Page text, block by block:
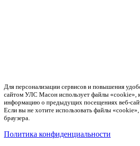
Для персонализации сервисов и повышения
сайтом УЛС Масон использует файлы «cookie»,
информацию о предыдущих посещениях веб-
Если вы не хотите использовать файлы
браузера.
Политика конфиденциальности